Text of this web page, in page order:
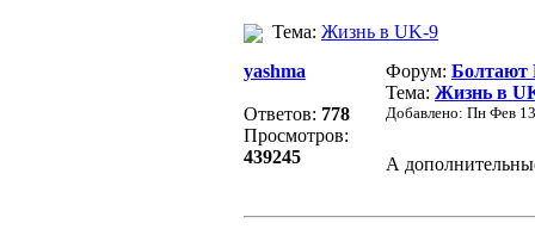
Тема: Жизнь в UK-9
yashma
Ответов: 778
Просмотров:
439245
Форум: Болтают
Тема: Жизнь в
Добавлено: Пн Фев
А